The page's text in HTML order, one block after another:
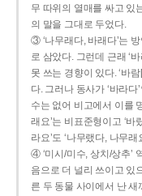
무 따위의 열매를 싸고 있
의 말을 그대로 두었다.
③ ‘나무래다, 바래다’는
로 삼았다. 그런데 근래 ‘바
못 쓰는 경향이 있다. ‘바
다. 그러나 동사가 ‘바라다
수는 없어 비고에서 이를
래요’는 비표준형이고 ‘바
라요’도 ‘나무랬다, 나무
④ ‘미시/미수, 상치/상추’
음으로 더 널리 쓰이고 있
른 두 동물 사이에서 난 새